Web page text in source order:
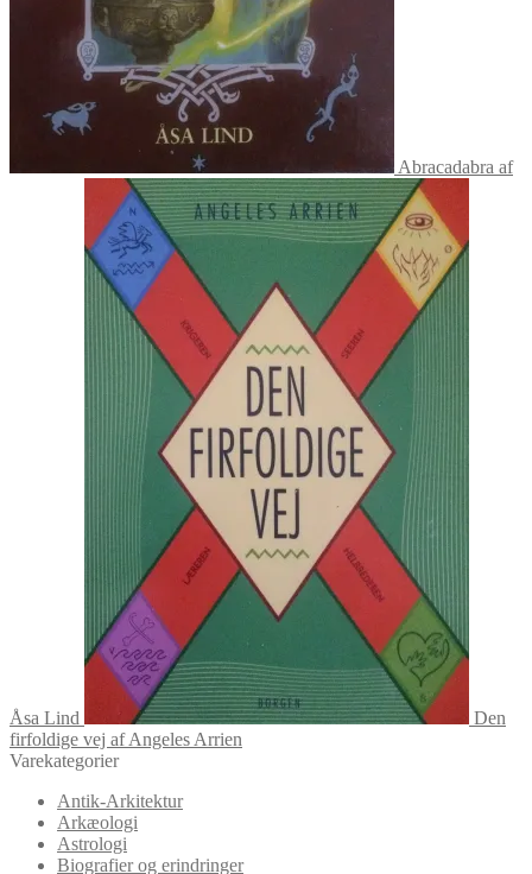
Abracadabra af
Åsa Lind
Den
firfoldige vej af Angeles Arrien
Varekategorier
Antik-Arkitektur
Arkæologi
Astrologi
Biografier og erindringer